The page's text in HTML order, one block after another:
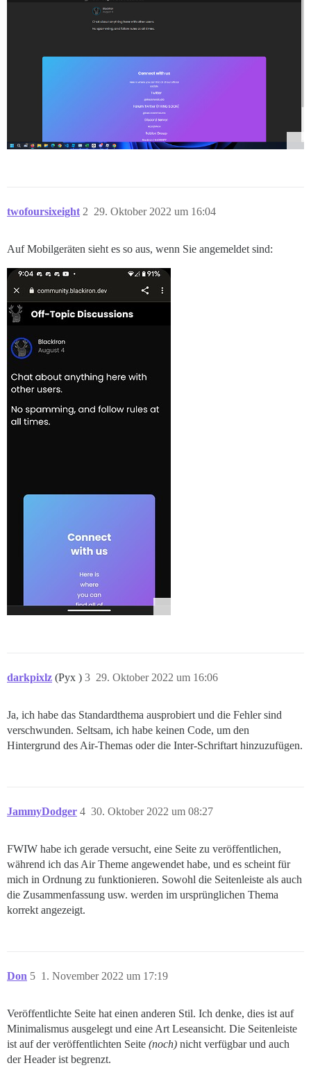
twofoursixeight 29. Oktober 2022 um 16:04
2
Auf Mobilgeräten sieht es so aus, wenn Sie angemeldet sind:
darkpixlz (Pyx ) 29. Oktober 2022 um 16:06
3
Ja, ich habe das Standardthema ausprobiert und die Fehler sind
verschwunden. Seltsam, ich habe keinen Code, um den
Hintergrund des Air-Themas oder die Inter-Schriftart hinzuzufügen.
JammyDodger 30. Oktober 2022 um 08:27
4
FWIW habe ich gerade versucht, eine Seite zu veröffentlichen,
während ich das Air Theme angewendet habe, und es scheint für
mich in Ordnung zu funktionieren. Sowohl die Seitenleiste als auch
die Zusammenfassung usw. werden im ursprünglichen Thema
korrekt angezeigt.
Don 1. November 2022 um 17:19
5
Veröffentlichte Seite hat einen anderen Stil. Ich denke, dies ist auf
Minimalismus ausgelegt und eine Art Leseansicht. Die Seitenleiste
ist auf der veröffentlichten Seite (noch) nicht verfügbar und auch
der Header ist begrenzt.